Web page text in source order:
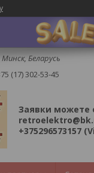
Беларусь
(17) 302-53-45
Заявки можете
+375296573157